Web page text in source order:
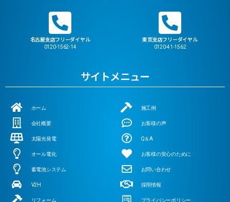
名古屋支店フリーダイヤル
0120-1562-14
東京支店フリーダイヤル
0120-41-1562
サイトメニュー
ホーム
会社概要
太陽光発電
オール電化
蓄電池システム
V2H
リフォーム
施工例
お客様の声
Q＆A
お客様の安心のために
お問い合わせ
採用情報
プライバシーポリシー